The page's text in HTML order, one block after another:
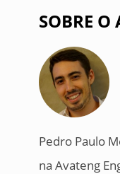
SOBRE O
Pedro Paulo
na Avateng